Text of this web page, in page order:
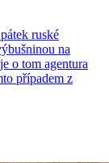
ruské
na
o tom agentura
případem z